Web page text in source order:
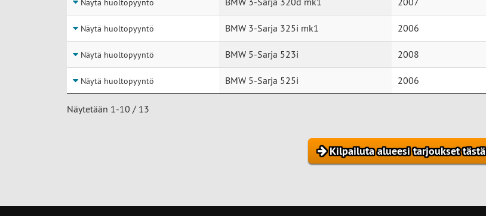
Näytä huoltopyyntö
Näytä huoltopyyntö BMW 3-Sarja 325i mk1 2006
Näytä huoltopyyntö BMW 5-Sarja 523i 2008
Näytä huoltopyyntö BMW 5-Sarja 525i 2006
Näytetään 1-10 / 13
Kilpailuta alueesi tarjoukset tästä